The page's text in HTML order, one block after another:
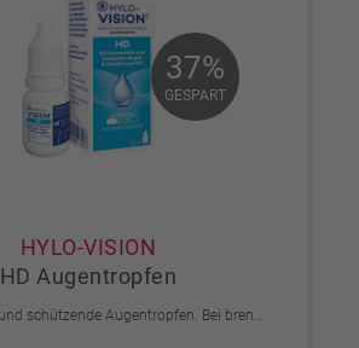
37%
GESPART
37%
GESPART
HYLO-VISION
HD Augentropfen
Befeuchtende und schützende Augentropfen. Bei brennenden und tränenden Augen und Sandkorngefühl.